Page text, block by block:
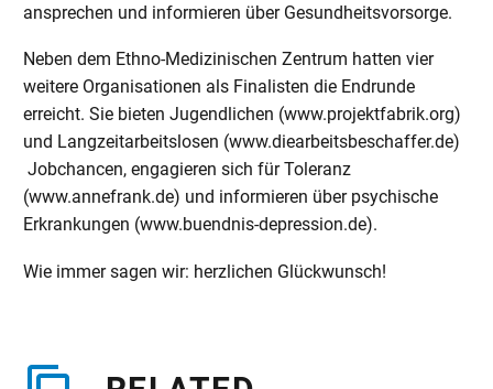
ansprechen und informieren über Gesundheitsvorsorge.
Neben dem Ethno-Medizinischen Zentrum hatten vier
weitere Organisationen als Finalisten die Endrunde
erreicht. Sie bieten Jugendlichen (www.projektfabrik.org)
und Langzeitarbeitslosen (www.diearbeitsbeschaffer.de)
Jobchancen, engagieren sich für Toleranz
(www.annefrank.de) und informieren über psychische
Erkrankungen (www.buendnis-depression.de).
Wie immer sagen wir: herzlichen Glückwunsch!